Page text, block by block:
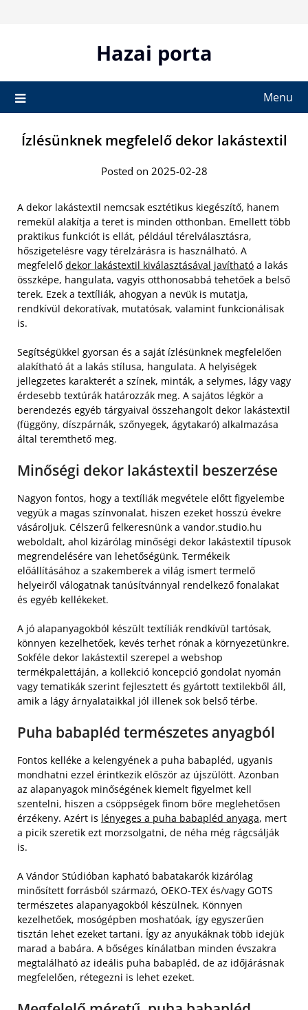
Hazai porta
Menu
Ízlésünknek megfelelő dekor lakástextil
Posted on 2025-02-28
A dekor lakástextil nemcsak esztétikus kiegészítő, hanem
remekül alakítja a teret is minden otthonban. Emellett több
praktikus funkciót is ellát, például térelválasztásra,
hőszigetelésre vagy térelzárásra is használható. A
megfelelő dekor lakástextil kiválasztásával javítható a lakás
összképe, hangulata, vagyis otthonosabbá tehetőek a belső
terek. Ezek a textíliák, ahogyan a nevük is mutatja,
rendkívül dekoratívak, mutatósak, valamint funkcionálisak
is.
Segítségükkel gyorsan és a saját ízlésünknek megfelelően
alakítható át a lakás stílusa, hangulata. A helyiségek
jellegzetes karakterét a színek, minták, a selymes, lágy vagy
érdesebb textúrák határozzák meg. A sajátos légkör a
berendezés egyéb tárgyaival összehangolt dekor lakástextil
(függöny, díszpárnák, szőnyegek, ágytakaró) alkalmazása
által teremthető meg.
Minőségi dekor lakástextil beszerzése
Nagyon fontos, hogy a textíliák megvétele előtt figyelembe
vegyük a magas színvonalat, hiszen ezeket hosszú évekre
vásároljuk. Célszerű felkeresnünk a vandor.studio.hu
weboldalt, ahol kizárólag minőségi dekor lakástextil típusok
megrendelésére van lehetőségünk. Termékeik
előállításához a szakemberek a világ ismert termelő
helyeiről válogatnak tanúsítvánnyal rendelkező fonalakat
és egyéb kellékeket.
A jó alapanyagokból készült textíliák rendkívül tartósak,
könnyen kezelhetőek, kevés terhet rónak a környezetünkre.
Sokféle dekor lakástextil szerepel a webshop
termékpalettáján, a kollekció koncepció gondolat nyomán
vagy tematikák szerint fejlesztett és gyártott textilekből áll,
amik a lágy árnyalataikkal jól illenek sok belső térbe.
Puha babapléd természetes anyagból
Fontos kelléke a kelengyének a puha babapléd, ugyanis
mondhatni ezzel érintkezik először az újszülött. Azonban
az alapanyagok minőségének kiemelt figyelmet kell
szentelni, hiszen a csöppségek finom bőre meglehetősen
érzékeny. Azért is lényeges a puha babapléd anyaga, mert
a picik szeretik ezt morzsolgatni, de néha még rágcsálják
is.
A Vándor Stúdióban kapható babatakarók kizárólag
minősített forrásból származó, OEKO-TEX és/vagy GOTS
természetes alapanyagokból készülnek. Könnyen
kezelhetőek, mosógépben moshatóak, így egyszerűen
tisztán lehet ezeket tartani. Így az anyukáknak több idejük
marad a babára. A bőséges kínálatban minden évszakra
megtalálható az ideális puha babapléd, de az időjárásnak
megfelelően, rétegezni is lehet ezeket.